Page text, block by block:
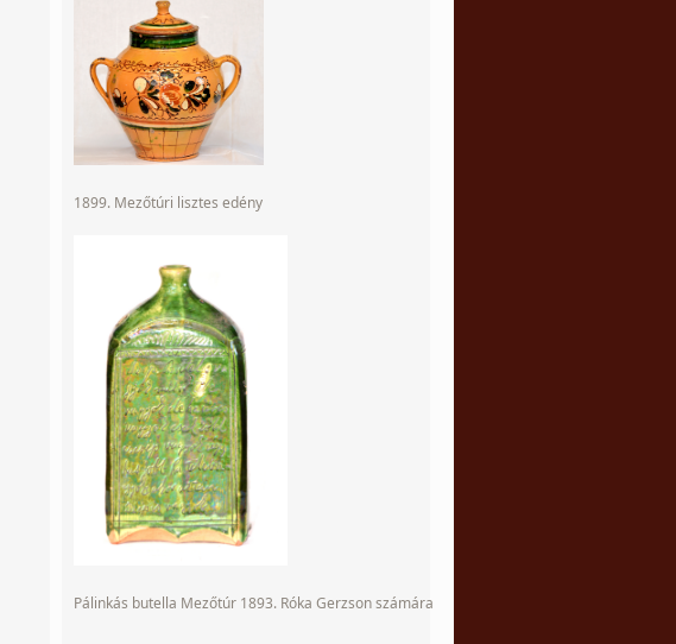
1899. Mezőtúri lisztes edény
Pálinkás butella Mezőtúr 1893. Róka Gerzson számára